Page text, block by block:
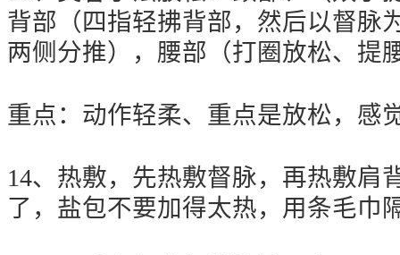
背部（四指轻拂背部，然后以督脉
两侧分推），腰部（打圈放松、提
重点：动作轻柔、重点是放松，感
14、热敷，先热敷督脉，再热敷肩
了，盐包不要加得太热，用条毛巾